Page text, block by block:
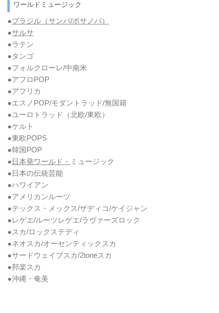
ワールドミュージック
●ブラジル（サンバ/ボサノバ）
●サルサ
●ラテン
●タンゴ
●フォルクローレ/中南米
●アフロPOP
●アフリカ
●エスノPOP/モダントラッド/無国籍
●ユーロトラッド（北欧/東欧）
●ケルト
●東欧POPS
●韓国POP
●日本発ワールド・ ミュージック
●日本の伝統芸能
●ハワイアン
●アメリカンルーツ
●テックス・メックス/ザディコ/ケイジャン
●レゲエ/ルーツレゲエ/ラヴァーズロック
●スカ/ロックステディ
●ネオスカ/オーセンティックスカ
●サードウェイブスカ/2toneスカ
●邦楽スカ
●沖縄・奄美